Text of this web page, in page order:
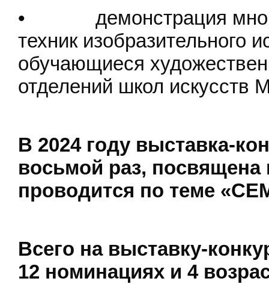
• демонстрация
техник изобразительного
обучающиеся
отделений школ искусств
В 2024 году выставка-
восьмой раз, посвящена
проводится по теме
Всего на выставку-
12 номинациях и 4